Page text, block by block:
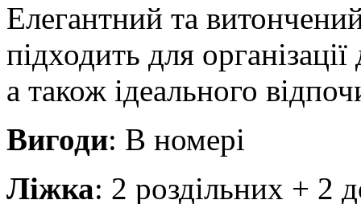
Елегантний та
підходить для
а також ідеального
Вигоди: В номері
Ліжка: 2 роздільних + 2